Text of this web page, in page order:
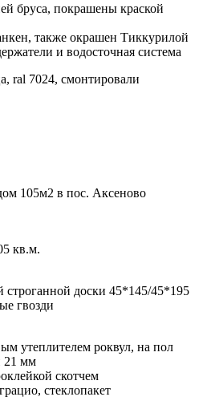
бруса, покрашены краской
также окрашен Тиккурилой
и водосточная система
ral 7024, смонтировали
105м2 в пос. Аксеново
кв.м.
строганной доски 45*145/45*195
гвозди
утеплителем роквул, на пол
21 мм
скотчем
стеклопакет